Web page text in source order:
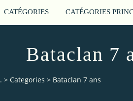
CATÉGORIES CATÉGORIES
Bataclan 7
> Categories > Bataclan 7 ans